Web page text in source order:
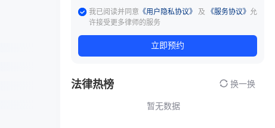
我已阅读并同意 《用户隐私协议》 及 《服务协议》 允
许接受更多律师的服务
立即预约
法律热榜 换一换
暂无数据